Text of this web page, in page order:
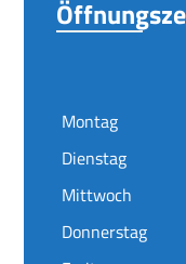
Montag
Dienstag
Mittwoch
Donnerstag